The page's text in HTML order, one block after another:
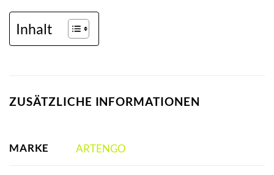
Inhalt
ZUSÄTZLICHE INFORMATIONEN
MARKE ARTENGO